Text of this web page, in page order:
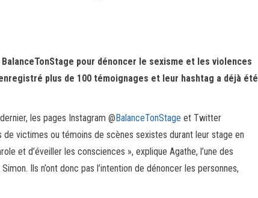
pour dénoncer le sexisme et les violences
plus de 100 témoignages et leur hashtag a déjà été
les pages Instagram @BalanceTonStage et Twitter
victimes ou témoins de scènes sexistes durant leur stage en
et d’éveiller les consciences », explique Agathe, l’une des
Ils n’ont donc pas l’intention de dénoncer les personnes,